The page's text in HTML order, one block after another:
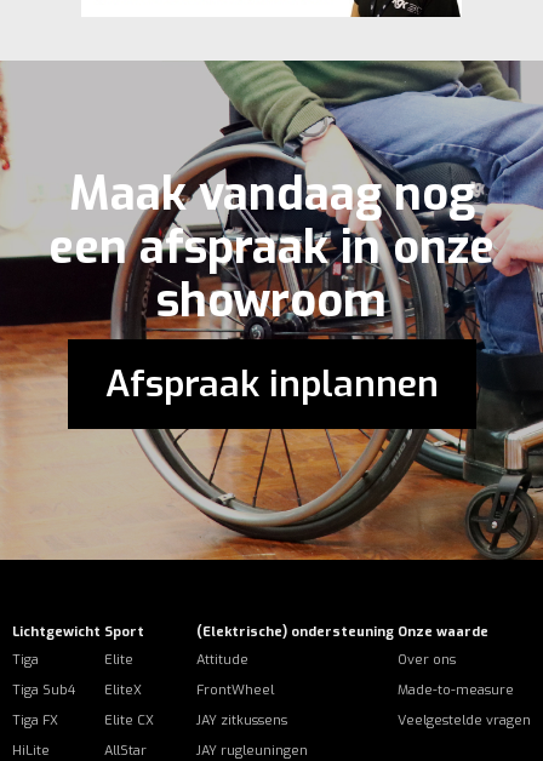
Maak vandaag nog
een afspraak in onze
showroom
Afspraak inplannen
Lichtgewicht
Tiga
Tiga Sub4
Tiga FX
HiLite
Sport
Elite
EliteX
Elite CX
AllStar
(Elektrische) ondersteuning
Attitude
FrontWheel
JAY zitkussens
JAY rugleuningen
Onze waarde
Over ons
Made-to-measure
Veelgestelde vragen